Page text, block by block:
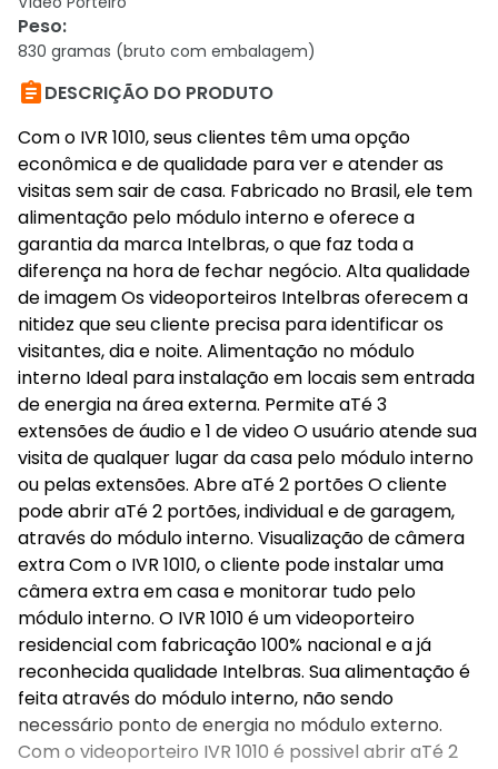
Peso:
830 gramas (bruto com embalagem)
DESCRIÇÃO DO PRODUTO
Com o IVR 1010, seus clientes têm uma opção
econômica e de qualidade para ver e atender as
visitas sem sair de casa. Fabricado no Brasil, ele tem
alimentação pelo módulo interno e oferece a
garantia da marca Intelbras, o que faz toda a
diferença na hora de fechar negócio. Alta qualidade
de imagem Os videoporteiros Intelbras oferecem a
nitidez que seu cliente precisa para identificar os
visitantes, dia e noite. Alimentação no módulo
interno Ideal para instalação em locais sem entrada
de energia na área externa. Permite aTé 3
extensões de áudio e 1 de video O usuário atende sua
visita de qualquer lugar da casa pelo módulo interno
ou pelas extensões. Abre aTé 2 portões O cliente
pode abrir aTé 2 portões, individual e de garagem,
através do módulo interno. Visualização de câmera
extra Com o IVR 1010, o cliente pode instalar uma
câmera extra em casa e monitorar tudo pelo
módulo interno. O IVR 1010 é um videoporteiro
residencial com fabricação 100% nacional e a já
reconhecida qualidade Intelbras. Sua alimentação é
feita através do módulo interno, não sendo
necessário ponto de energia no módulo externo.
Com o videoporteiro IVR 1010 é possivel abrir aTé 2